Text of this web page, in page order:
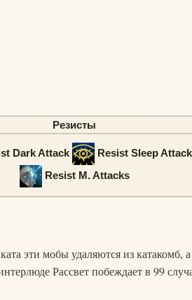
Резисты
Dark Attack
Resist Sleep
Resist M. Attacks
эти мобы удаляются из катакомб, а
Рассвет побеждает в 99